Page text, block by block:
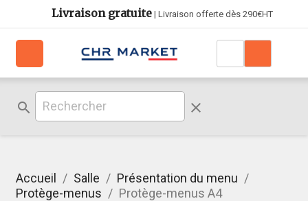
Livraison gratuite| Livraison offerte dès 290€HT
search clear
Accueil Salle
Présentation du menu
Protège-menus
Protège-menus A4